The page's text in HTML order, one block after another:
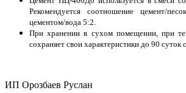
Рекомендуется соотношение цемент/
цементом/вода 5:2.
При хранении в сухом помещении, при
сохраняет свои характеристики до 90 суток
ИП Орозбаев Руслан